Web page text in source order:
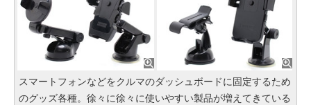
スマートフォンなどをクルマのダッシュボードに固定するため
のグッズ各種。徐々に徐々に使いやすい製品が増えてきている